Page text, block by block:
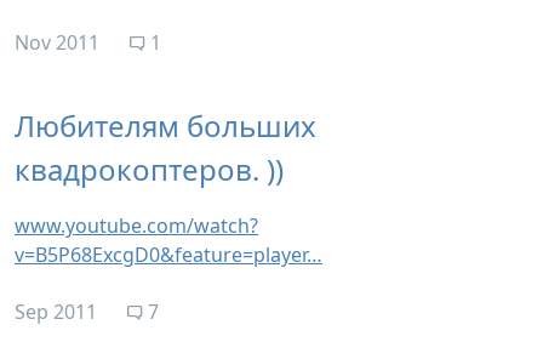
Nov 2011 1
Любителям больших
квадрокоптеров. ))
www.youtube.com/watch?
v=B5P68ExcgD0&feature=player…
Sep 2011 7